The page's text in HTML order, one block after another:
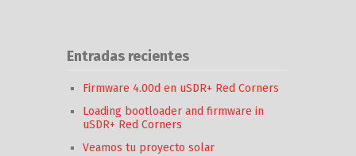
Entradas recientes
Firmware 4.00d en uSDR+ Red Corners
Loading bootloader and firmware in
uSDR+ Red Corners
Veamos tu proyecto solar